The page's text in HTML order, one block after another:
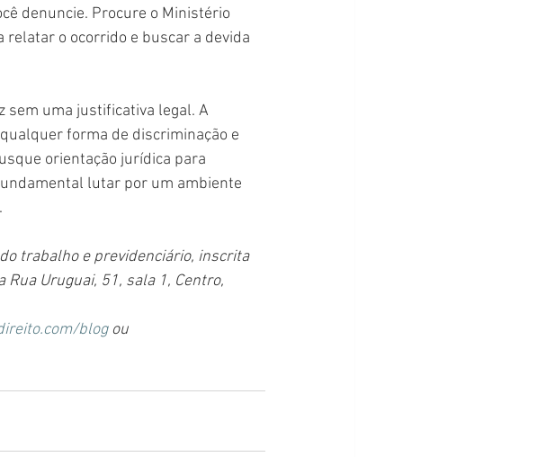
denuncie. Procure o Ministério
o ocorrido e buscar a devida
sem uma justificativa legal. A
forma de discriminação e
orientação jurídica para
lutar por um ambiente
trabalho e previdenciário, inscrita
Rua Uruguai, 51, sala 1, Centro,
blog ou